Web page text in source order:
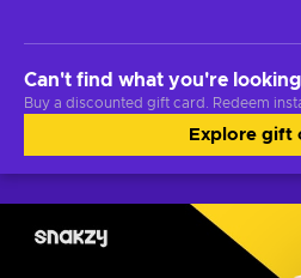
Can't find what you're
Buy a discounted gift card. Redeem
Explore gift